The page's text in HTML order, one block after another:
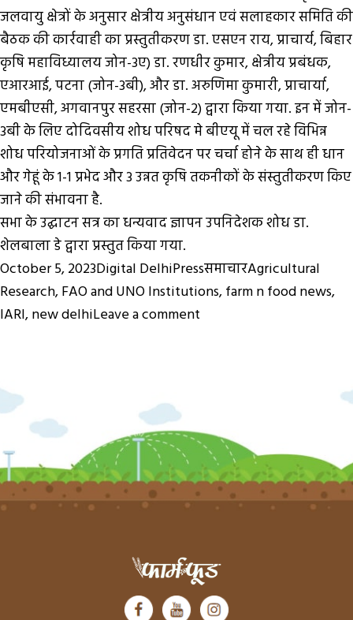
जलवायु क्षेत्रों के अनुसार क्षेत्रीय अनुसंधान एवं सलाहकार समिति की
बैठक की कार्रवाही का प्रस्तुतीकरण डा. एसएन राय, प्राचार्य, बिहार
कृषि महाविध्यालय जोन-3ए) डा. रणधीर कुमार, क्षेत्रीय प्रबंधक,
एआरआई, पटना (जोन-3बी), और डा. अरुणिमा कुमारी, प्राचार्या,
एमबीएसी, अगवानपुर सहरसा (जोन-2) द्वारा किया गया. इन में जोन-
3बी के लिए दोदिवसीय शोध परिषद मे बीएयू में चल रहे विभिन्न
शोध परियोजनाओं के प्रगति प्रतिवेदन पर चर्चा होने के साथ ही धान
और गेहूं के 1-1 प्रभेद और 3 उन्नत कृषि तकनीकों के संस्तुतीकरण किए
जाने की संभावना है.
सभा के उद्घाटन सत्र का धन्यवाद ज्ञापन उपनिदेशक शोध डा.
शेलबाला डे द्वारा प्रस्तुत किया गया.
Posted
on
October 5, 2023Author
Digital DelhiPressCategories
समाचारTags
Agricultural
Research,FAO and UNO Institutions,farm n food news,
IARI,new delhiLeave a comment
अनुसंधान
परिषद
का
आरंभ